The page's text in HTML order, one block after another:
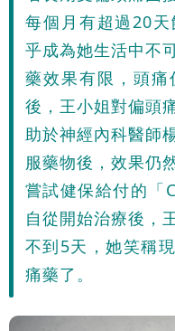
每個月有超過20
乎成為她生活中不
藥效果有限，頭
後，王小姐對偏頭
助於神經內科醫師
服藥物後，效果仍
嘗試健保給付的「
自從開始治療後，
不到5天，她笑稱
痛藥了。